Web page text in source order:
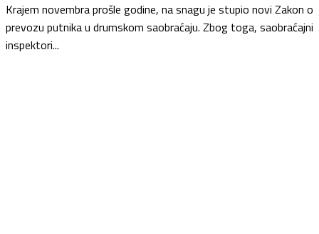
Krajem novembra prošle godine, na snagu je stupio novi Zakon o
prevozu putnika u drumskom saobraćaju. Zbog toga, saobraćajni
inspektori...